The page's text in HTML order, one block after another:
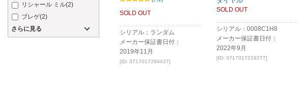
リシャール ミル(2)
ブレゲ(2)
さらに見る
SOLD OUT
シリアル：ランダム
メーカー保証書日付：
2019年11月
[ID: 3717017294427]
SOLD OUT
シリアル：0008C1H8
メーカー保証書日付：
2022年9月
[ID: 3717017219277]